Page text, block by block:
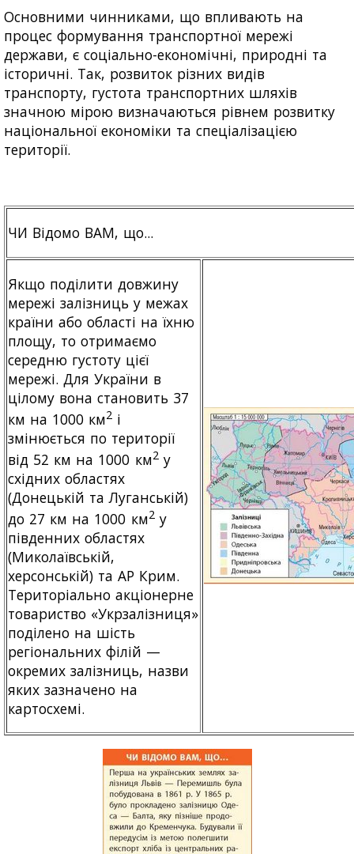
Основними чинниками, що впливають на
процес формування транспортної мережі
держави, є соціально-економічні, природні та
історичні. Так, розвиток різних видів
транспорту, густота транспортних шляхів
значною мірою визначаються рівнем розвитку
національної економіки та спеціалізацією
території.
ЧИ Відомо ВАМ, що...
Якщо поділити довжину
мережі залізниць у межах
країни або області на їхню
площу, то отримаємо
середню густоту цієї
мережі. Для України в
цілому вона становить 37
км на 1000 км2 і
змінюється по території
від 52 км на 1000 км2у
східних областях
(Донецькій та Луганській)
до 27 км на 1000 км2у
південних областях
(Миколаївській,
херсонській) та АР Крим.
Територіально акціонерне
товариство «Укрзалізниця»
поділено на шість
регіональних філій —
окремих залізниць, назви
яких зазначено на
картосхемі.